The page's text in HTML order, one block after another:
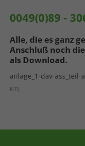
0049(0)89 -
Alle, die es ganz
Anschluß noch
als Download.
anlage_1-dav-ass_teil-
KiB)